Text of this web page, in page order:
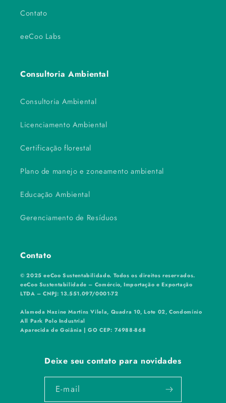
Contato
eeCoo Labs
Consultoria Ambiental
Consultoria Ambiental
Licenciamento Ambiental
Certificação florestal
Plano de manejo e zoneamento ambiental
Educação Ambiental
Gerenciamento de Resíduos
Contato
© 2025 eeCoo Sustentabilidade. Todos os direitos reservados.
eeCoo Sustentabilidade – Comércio, Importação e Exportação
LTDA – CNPJ: 13.551.097/0001-72
Alameda Nazine Martins Vilela, Quadra 10, Lote 02, Condomínio
All Park Polo Industrial
Aparecida de Goiânia | GO CEP: 74988-868
Deixe seu contato para novidades
E-mail